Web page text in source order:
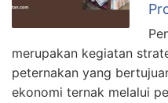
merupakan kegiatan
peternakan yang
ekonomi ternak melalui